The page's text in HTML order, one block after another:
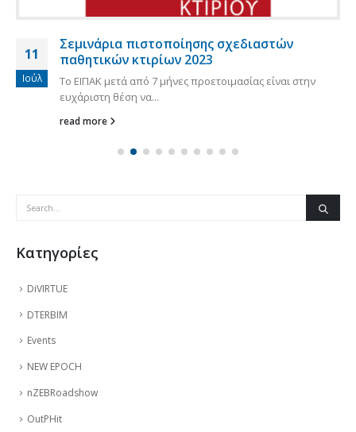
11
Ιούλ
Σεμινάρια πιστοποίησης σχεδιαστών
παθητικών κτιρίων 2023
Το ΕΙΠΑΚ μετά από 7 μήνες προετοιμασίας είναι στην
ευχάριστη θέση να...
read more
Kατηγορίες
DiVIRTUE
DTERBIM
Events
NEW EPOCH
nZEBRoadshow
OutPHit